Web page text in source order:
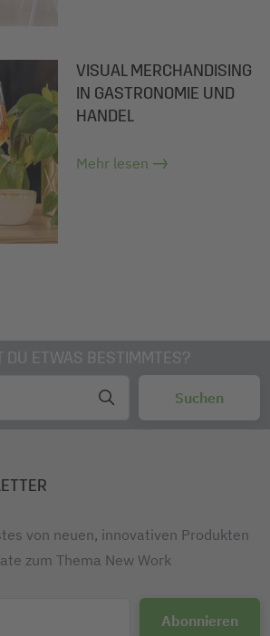
VISUAL MERCHANDISING
IN GASTRONOMIE UND
HANDEL
Mehr lesen
DU ETWAS BESTIMMTES?
von neuen, innovativen Produkten
zum Thema New Work